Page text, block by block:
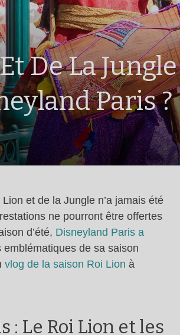
De La
Paris ?
et de la Jungle n’a jamais été
ne pourront être offertes
d’été, Disneyland Paris a
emblématiques de sa saison
vlog de la saison Roi Lion à
: Le Roi Lion et les